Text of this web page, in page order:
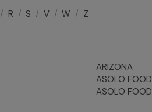
/ R / S / V / W / Z
ARIZONA
ASOLO FOOD
ASOLO FOOD